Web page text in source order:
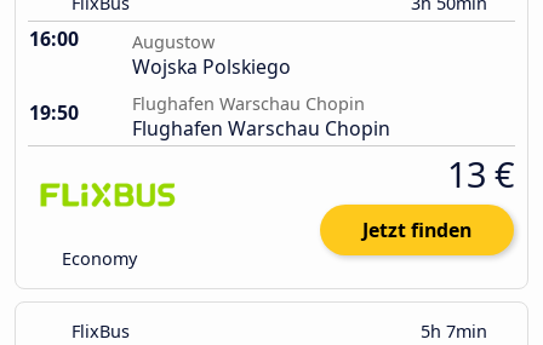
16:00 Augustow
Wojska Polskiego
19:50
Flughafen Warschau Chopin
Flughafen Warschau Chopin
Economy
13 €
Jetzt finden
FlixBus 5h 7min